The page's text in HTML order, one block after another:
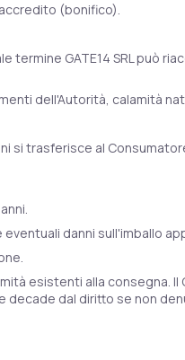
(bonifico).
GATE14 SRL può
dell'Autorità, calamità
si trasferisce al
danni sull'imballo
esistenti alla consegna.
dal diritto se non